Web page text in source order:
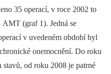
35 operací, v roce 2002 to
(graf 1). Jedná se
v uvedeném období byl
onemocnění. Do roku
stavů, od roku 2008 je patrné